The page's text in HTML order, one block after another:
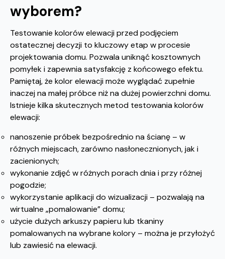
wyborem?
Testowanie kolorów elewacji przed podjęciem
ostatecznej decyzji to kluczowy etap w procesie
projektowania domu. Pozwala uniknąć kosztownych
pomyłek i zapewnia satysfakcję z końcowego efektu.
Pamiętaj, że kolor elewacji może wyglądać zupełnie
inaczej na małej próbce niż na dużej powierzchni domu.
Istnieje kilka skutecznych metod testowania kolorów
elewacji:
nanoszenie próbek bezpośrednio na ścianę – w
różnych miejscach, zarówno nasłonecznionych, jak i
zacienionych;
wykonanie zdjęć w różnych porach dnia i przy różnej
pogodzie;
wykorzystanie aplikacji do wizualizacji – pozwalają na
wirtualne „pomalowanie” domu;
użycie dużych arkuszy papieru lub tkaniny
pomalowanych na wybrane kolory – można je przyłożyć
lub zawiesić na elewacji.